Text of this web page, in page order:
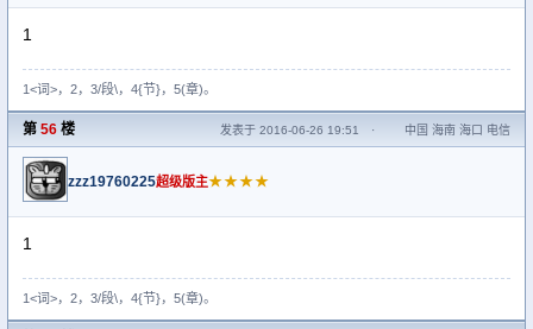
1
1<词>，2，3/段\，4{节}，5(章)。
第 56 楼 发表于 2016-06-26 19:51 · 中国 海南 海口 电信
zzz19760225超级版主★★★★
1
1<词>，2，3/段\，4{节}，5(章)。